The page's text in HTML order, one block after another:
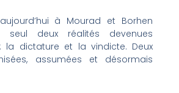
à Mourad et Borhen
deux réalités devenues
la dictature et la vindicte. Deux
assumées et désormais